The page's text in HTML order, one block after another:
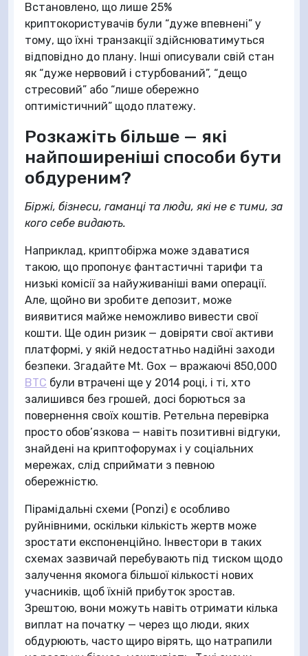
Встановлено, що лише 25%
криптокористувачів були “дуже впевнені” у
тому, що їхні транзакції здійснюватимуться
відповідно до плану. Інші описували свій стан
як “дуже нервовий і стурбований”, “дещо
стресовий” або “лише обережно
оптимістичний” щодо платежу.
Розкажіть більше — які
найпоширеніші способи бути
обдуреним?
Біржі, бізнеси, гаманці та люди, які не є тими, за
кого себе видають.
Наприклад, криптобіржа може здаватися
такою, що пропонує фантастичні тарифи та
низькі комісії за найуживаніші вами операції.
Але, щойно ви зробите депозит, може
виявитися майже неможливо вивести свої
кошти. Ще один ризик — довіряти свої активи
платформі, у якій недостатньо надійні заходи
безпеки. Згадайте Mt. Gox — вражаючі 850,000
BTC були втрачені ще у 2014 році, і ті, хто
залишився без грошей, досі борються за
повернення своїх коштів. Ретельна перевірка
просто обов’язкова — навіть позитивні відгуки,
знайдені на криптофорумах і у соціальних
мережах, слід сприймати з певною
обережністю.
Пірамідальні схеми (Ponzi) є особливо
руйнівними, оскільки кількість жертв може
зростати експоненційно. Інвестори в таких
схемах зазвичай перебувають під тиском щодо
залучення якомога більшої кількості нових
учасників, щоб їхній прибуток зростав.
Зрештою, вони можуть навіть отримати кілька
виплат на початку — через що люди, яких
обдурюють, часто щиро вірять, що натрапили